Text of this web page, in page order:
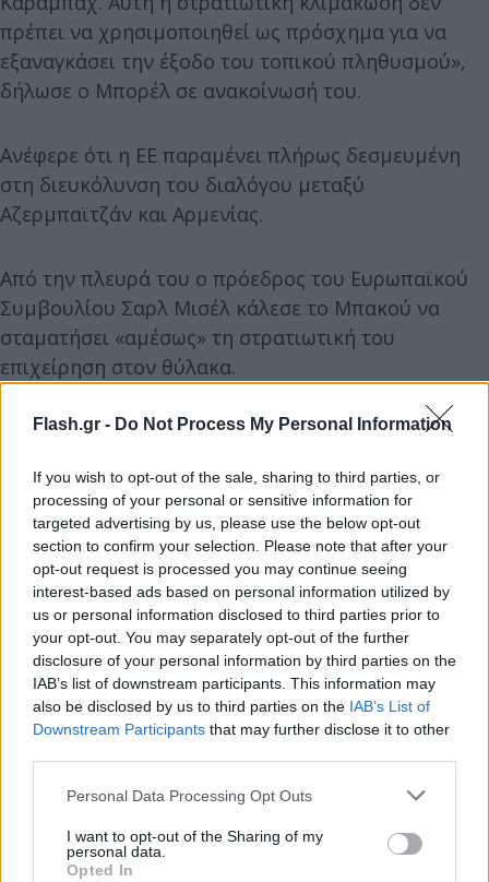
Flash.gr - Do Not Process My Personal Information
If you wish to opt-out of the sale, sharing to third parties, or
processing of your personal or sensitive information for
targeted advertising by us, please use the below opt-out
section to confirm your selection. Please note that after your
opt-out request is processed you may continue seeing
interest-based ads based on personal information utilized by
us or personal information disclosed to third parties prior to
your opt-out. You may separately opt-out of the further
disclosure of your personal information by third parties on the
IAB’s list of downstream participants. This information may
also be disclosed by us to third parties on the IAB’s List of
Downstream Participants that may further disclose it to other
Please note that this website/app uses one or more Google
not limited to your visit or usage behaviour. You may click to
grant or deny consent to Google and its third-party tags to
Personal Data Processing Opt Outs
I want to opt-out of the Sharing of my
personal data.
Opted In
πρέπει να χρησιμοποιηθεί ως πρόσχημα για να
εξαναγκάσει την έξοδο του τοπικού πληθυσμού»,
δήλωσε ο Μπορέλ σε ανακοίνωσή του.
Ανέφερε ότι η ΕΕ παραμένει πλήρως δεσμευμένη
στη διευκόλυνση του διαλόγου μεταξύ
Αζερμπαϊτζάν και Αρμενίας.
Από την πλευρά του ο πρόεδρος του Ευρωπαϊκού
Συμβουλίου Σαρλ Μισέλ κάλεσε το Μπακού να
σταματήσει «αμέσως» τη στρατιωτική του
επιχείρηση στον θύλακα.